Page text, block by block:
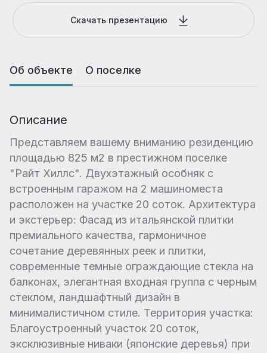
Скачать презентацию
Об объекте О поселке
Описание
Представляем вашему вниманию резиденцию
площадью 825 м2 в престижном поселке
"Райт Хиллс". Двухэтажный особняк с
встроенным гаражом на 2 машиноместа
расположен на участке 20 соток. Архитектура
и экстерьер: Фасад из итальянской плитки
премиального качества, гармоничное
сочетание деревянных реек и плитки,
современные темные ограждающие стекла на
балконах, элегантная входная группа с черным
стеклом, ландшафтный дизайн в
минималистичном стиле. Территория участка:
Благоустроенный участок 20 соток,
эксклюзивные ниваки (японские деревья) при